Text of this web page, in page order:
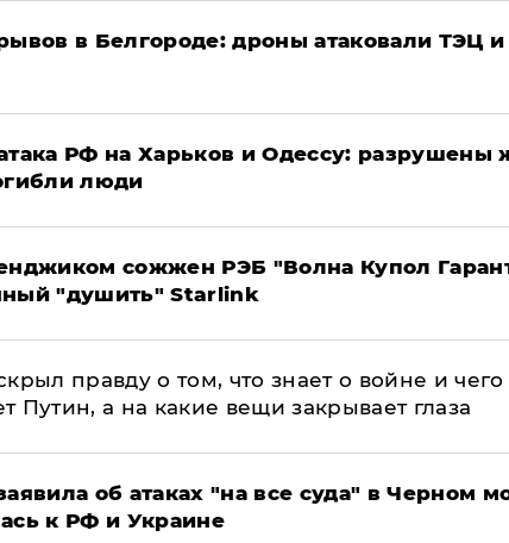
в Белгороде: дроны атаковали ТЭЦ
РФ на Харьков и Одессу: разрушены
люди
сожжен РЭБ "Волна Купол
"душить" Starlink
правду о том, что знает о войне и
Путин, а на какие вещи закрывает глаза
об атаках "на все суда" в Черном
к РФ и Украине